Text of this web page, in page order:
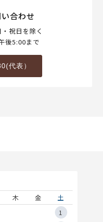
合わせ
祝日を除く
後5:00まで
代表）
木 金
土
1